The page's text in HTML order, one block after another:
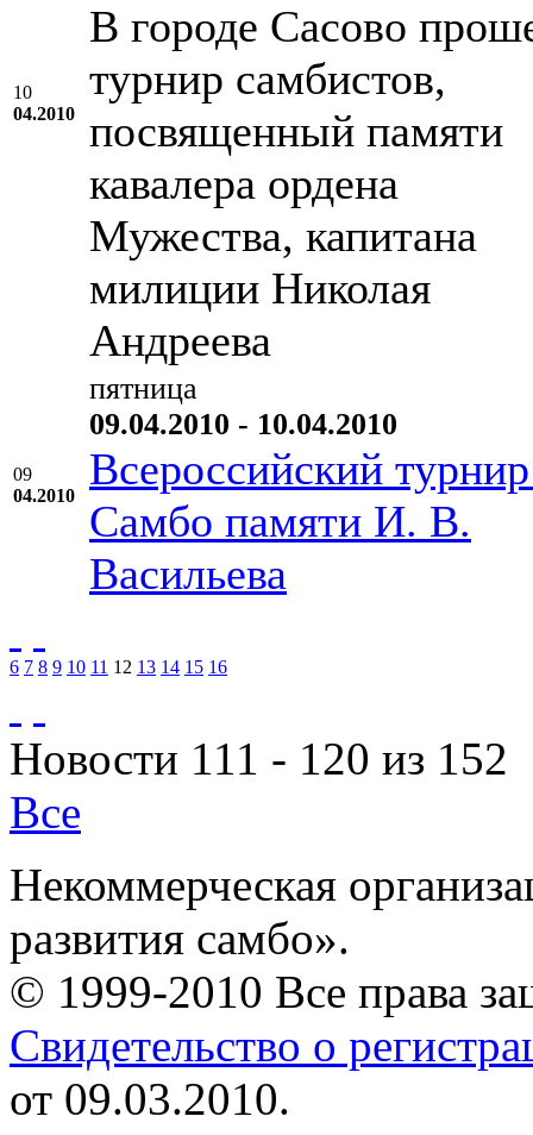
10
04.2010
В городе Сасово
турнир самбистов,
посвященный памяти
кавалера ордена
Мужества, капитана
милиции Николая
Андреева
09
04.2010
пятница
09.04.2010 - 10.04.2010
Всероссийский
Самбо памяти И. В.
Васильева
6 7 8 9 10 11 12 13 14 15 16
Новости 111 - 120 из 152
Все
Некоммерческая
развития самбо».
© 1999-2010 Все права
Свидетельство о
от 09.03.2010.